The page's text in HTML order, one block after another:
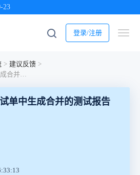
23
登录/注册
> 建议反馈 >
希望能在测试--测试单中生成合并的测试报告
单中生成合并的测试报告